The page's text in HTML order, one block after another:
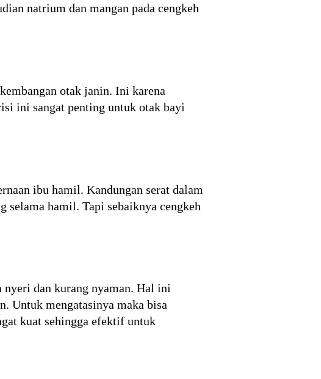
natrium dan mangan pada cengkeh
otak janin. Ini karena
ini sangat penting untuk otak bayi
ibu hamil. Kandungan serat dalam
selama hamil. Tapi sebaiknya cengkeh
dan kurang nyaman. Hal ini
Untuk mengatasinya maka bisa
kuat sehingga efektif untuk